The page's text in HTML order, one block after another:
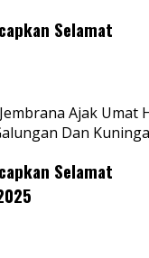
Selamat
Ajak
Dan
Selamat